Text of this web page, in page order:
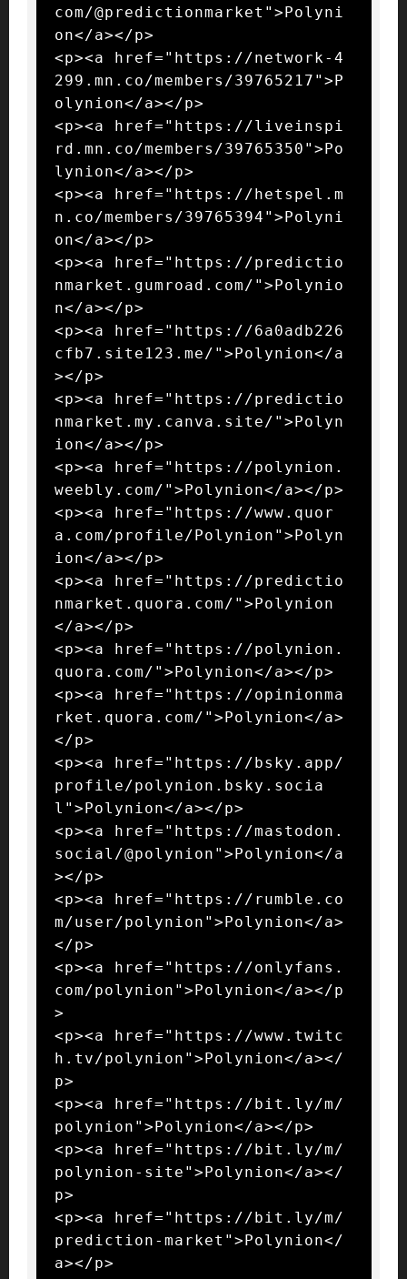
com/@predictionmarket">Polyni
on</a></p>
<p><a href="https://network-4
299.mn.co/members/39765217">P
olynion</a></p>
<p><a href="https://liveinspi
rd.mn.co/members/39765350">Po
lynion</a></p>
<p><a href="https://hetspel.m
n.co/members/39765394">Polyni
on</a></p>
<p><a href="https://predictio
nmarket.gumroad.com/">Polynio
n</a></p>
<p><a href="https://6a0adb226
cfb7.site123.me/">Polynion</a
></p>
<p><a href="https://predictio
nmarket.my.canva.site/">Polyn
ion</a></p>
<p><a href="https://polynion.
weebly.com/">Polynion</a></p>
<p><a href="https://www.quor
a.com/profile/Polynion">Polyn
ion</a></p>
<p><a href="https://predictio
nmarket.quora.com/">Polynion
</a></p>
<p><a href="https://polynion.
quora.com/">Polynion</a></p>
<p><a href="https://opinionma
rket.quora.com/">Polynion</a>
</p>
<p><a href="https://bsky.app/
profile/polynion.bsky.socia
l">Polynion</a></p>
<p><a href="https://mastodon.
social/@polynion">Polynion</a
></p>
<p><a href="https://rumble.co
m/user/polynion">Polynion</a>
</p>
<p><a href="https://onlyfans.
com/polynion">Polynion</a></p
>
<p><a href="https://www.twitc
h.tv/polynion">Polynion</a></
p>
<p><a href="https://bit.ly/m/
polynion">Polynion</a></p>
<p><a href="https://bit.ly/m/
polynion-site">Polynion</a></
p>
<p><a href="https://bit.ly/m/
prediction-market">Polynion</
a></p>